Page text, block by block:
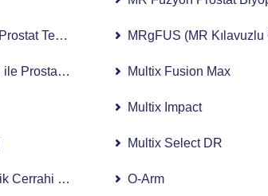
Tedavisi
Prostat Ameliyatı
Kullanımı ve Avantajları
MRgFUS (MR
Multix Fusion Max
Multix Impact
Multix Select DR
O-Arm